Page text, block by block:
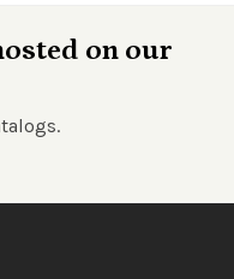
on our